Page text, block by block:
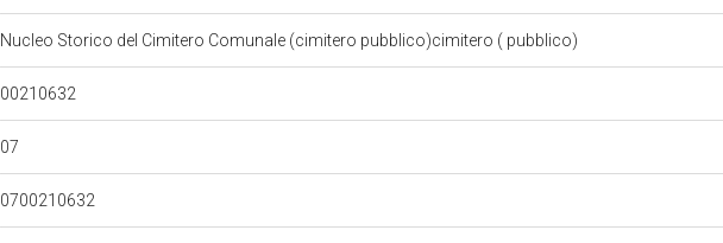
Nucleo Storico del Cimitero Comunale (cimitero pubblico)cimitero ( pubblico)
00210632
07
0700210632